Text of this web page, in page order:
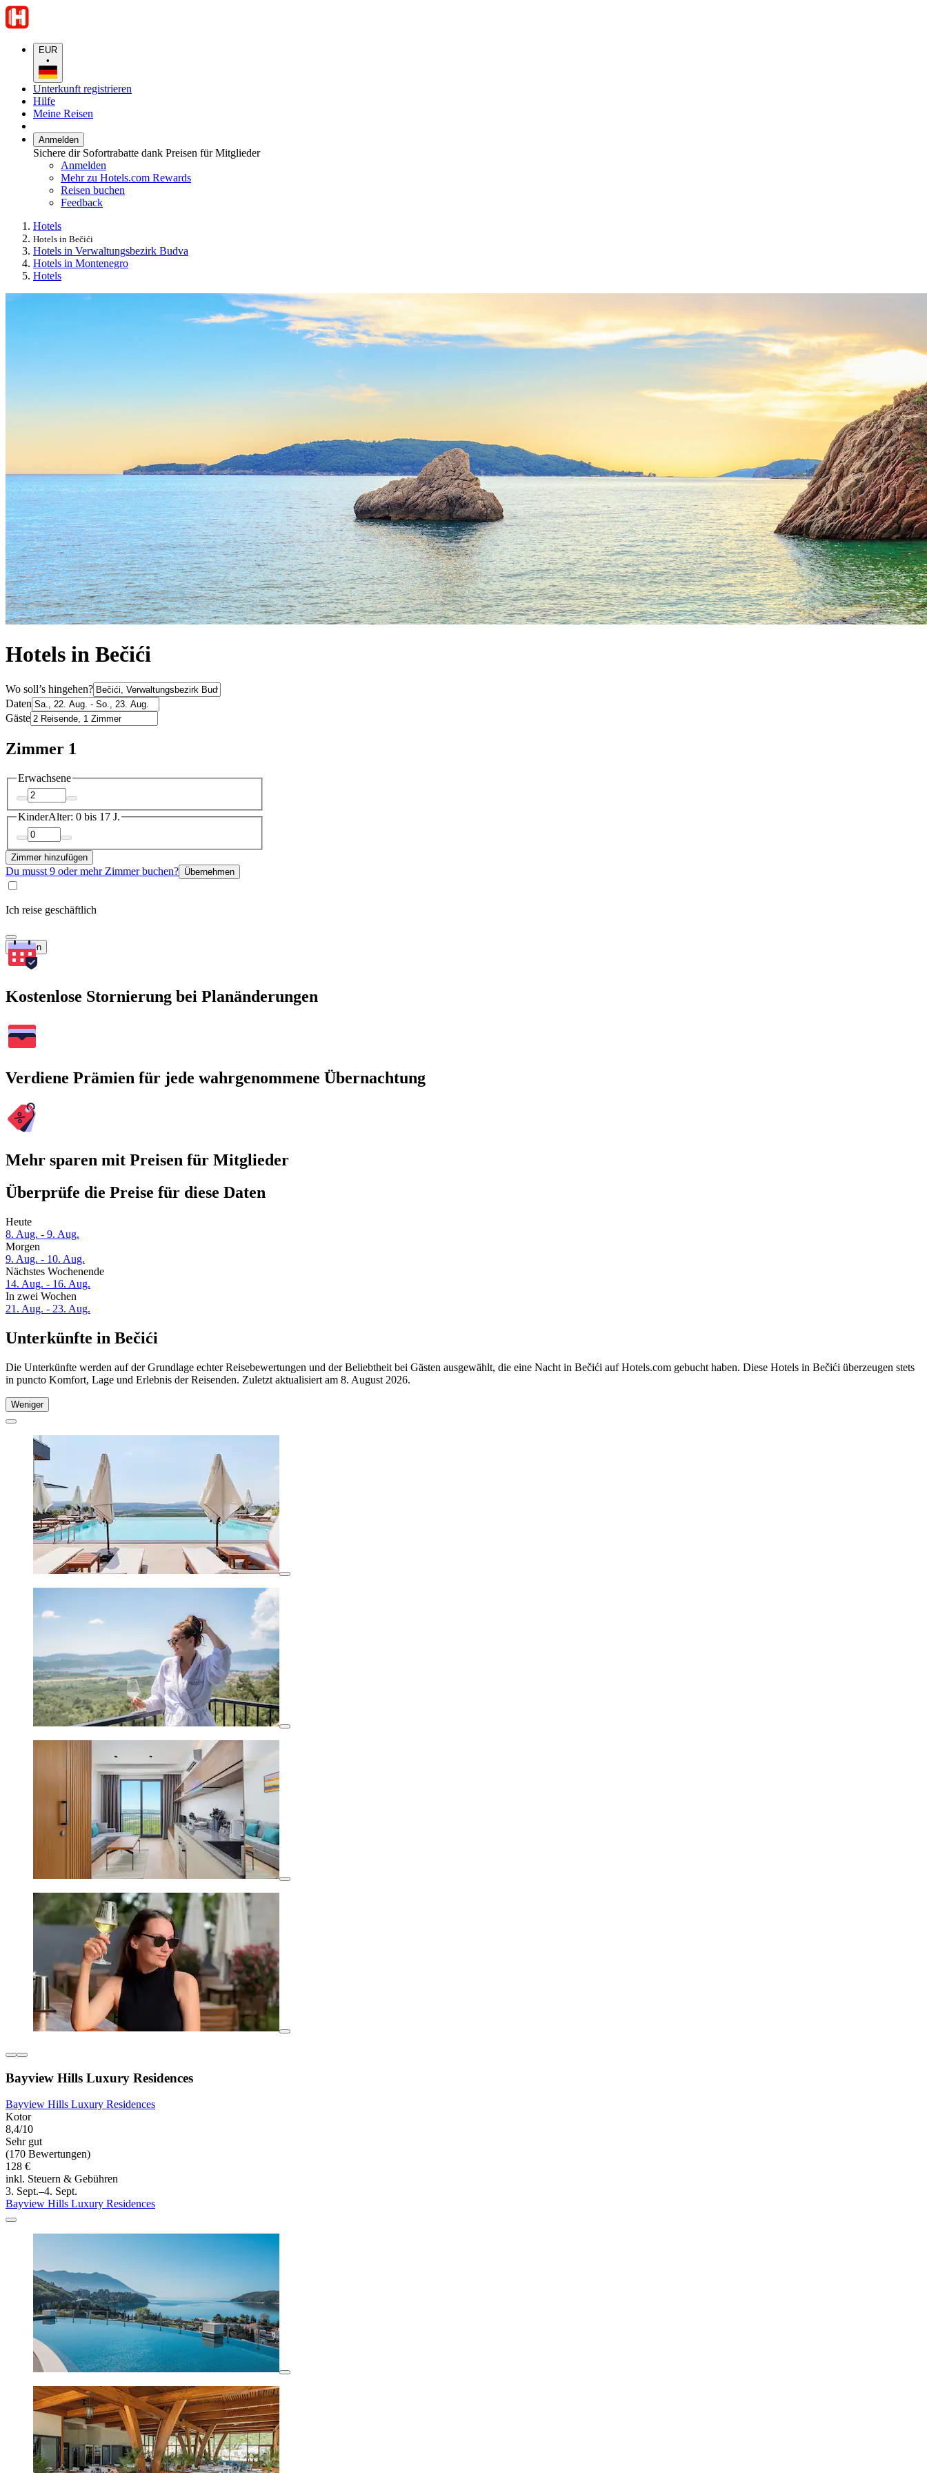
EUR
•
Unterkunft registrieren
Hilfe
Meine Reisen
Anmelden
Sichere dir Sofortrabatte dank Preisen für Mitglieder
Anmelden
Mehr zu Hotels.com Rewards
Reisen buchen
Feedback
Hotels
Hotels in Bečići
Hotels in Verwaltungsbezirk Budva
Hotels in Montenegro
Hotels
Hotels in Bečići
Wo soll’s hingehen?
Daten
Gäste
Zimmer 1
Erwachsene
KinderAlter: 0 bis 17 J.
Zimmer hinzufügen
Du musst 9 oder mehr Zimmer buchen? Übernehmen
Ich reise geschäftlich
Suchen
Kostenlose Stornierung bei Planänderungen
Verdiene Prämien für jede wahrgenommene Übernachtung
Mehr sparen mit Preisen für Mitglieder
Überprüfe die Preise für diese Daten
Heute
8. Aug. - 9. Aug.
Morgen
9. Aug. - 10. Aug.
Nächstes Wochenende
14. Aug. - 16. Aug.
In zwei Wochen
21. Aug. - 23. Aug.
Unterkünfte in Bečići
Die Unterkünfte werden auf der Grundlage echter Reisebewertungen und der Beliebtheit bei Gästen ausgewählt, die eine Nacht in Bečići auf Hotels.com gebucht haben. Diese Hotels in Bečići überzeugen stets
in puncto Komfort, Lage und Erlebnis der Reisenden. Zuletzt aktualisiert am 8. August 2026.
Weniger
Bayview Hills Luxury Residences
Bayview Hills Luxury Residences
Kotor
8,4/10
Sehr gut
(170 Bewertungen)
128 €
inkl. Steuern & Gebühren
3. Sept.–4. Sept.
Bayview Hills Luxury Residences